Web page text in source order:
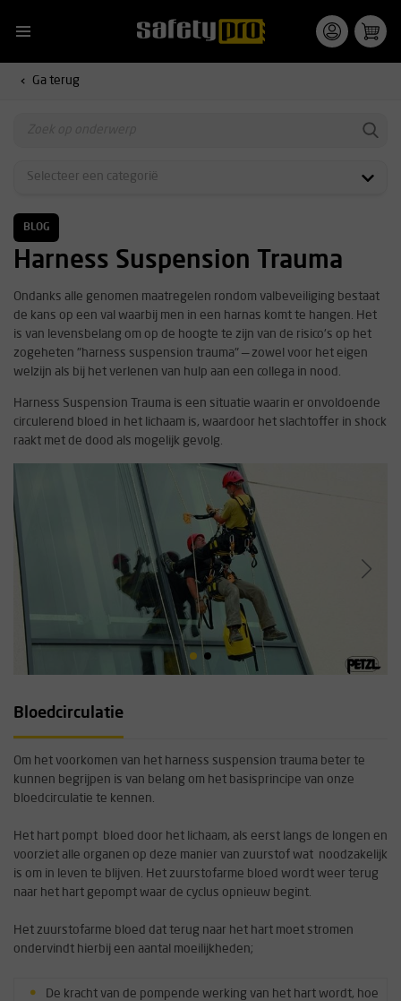
Ga terug
BLOG
Harness Suspension Trauma
Ondanks alle genomen maatregelen rondom valbeveiliging bestaat
de kans op een val waarbij men in een harnas komt te hangen. Het
is van levensbelang om op de hoogte te zijn van de risico's op het
zogeheten "harness suspension trauma" — zowel voor het eigen
welzijn als bij het verlenen van hulp aan een collega in nood.
Harness Suspension Trauma is een situatie waarin er onvoldoende
circulerend bloed in het lichaam is, waardoor het slachtoffer in shock
raakt met de dood als mogelijk gevolg.
Bloedcirculatie
Om het voorkomen van het harness suspension trauma beter te
kunnen begrijpen is van belang om het basisprincipe van onze
bloedcirculatie te kennen.
Het hart pompt bloed door het lichaam, als eerst langs de longen en
voorziet alle organen op deze manier van zuurstof wat noodzakelijk
is om in leven te blijven. Het zuurstofarme bloed wordt weer terug
naar het hart gepompt waar de cyclus opnieuw begint.
Het zuurstofarme bloed dat terug naar het hart moet stromen
ondervindt hierbij een aantal moeilijkheden;
De kracht van de pompende werking van het hart wordt, hoe